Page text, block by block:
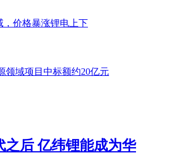
，价格暴涨锂电上下
领域项目中标额约20亿元
之后 亿纬锂能成为华